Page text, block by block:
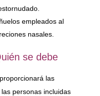
empleados al
nasales.
se debe
las
personas incluidas